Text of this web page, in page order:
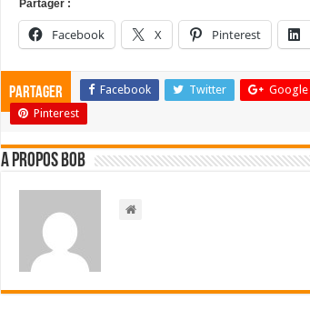
Partager :
Facebook X Pinterest
Partager Facebook Twitter Google
Pinterest
A propos bOb